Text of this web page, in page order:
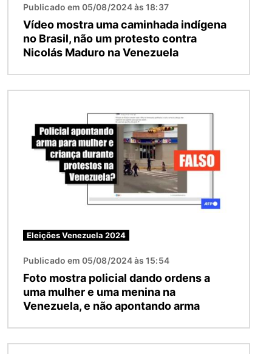
Publicado em 05/08/2024 às 18:37
Vídeo mostra uma caminhada indígena
no Brasil, não um protesto contra
Nicolás Maduro na Venezuela
Eleições Venezuela 2024
Publicado em 05/08/2024 às 15:54
Foto mostra policial dando ordens a
uma mulher e uma menina na
Venezuela, e não apontando arma